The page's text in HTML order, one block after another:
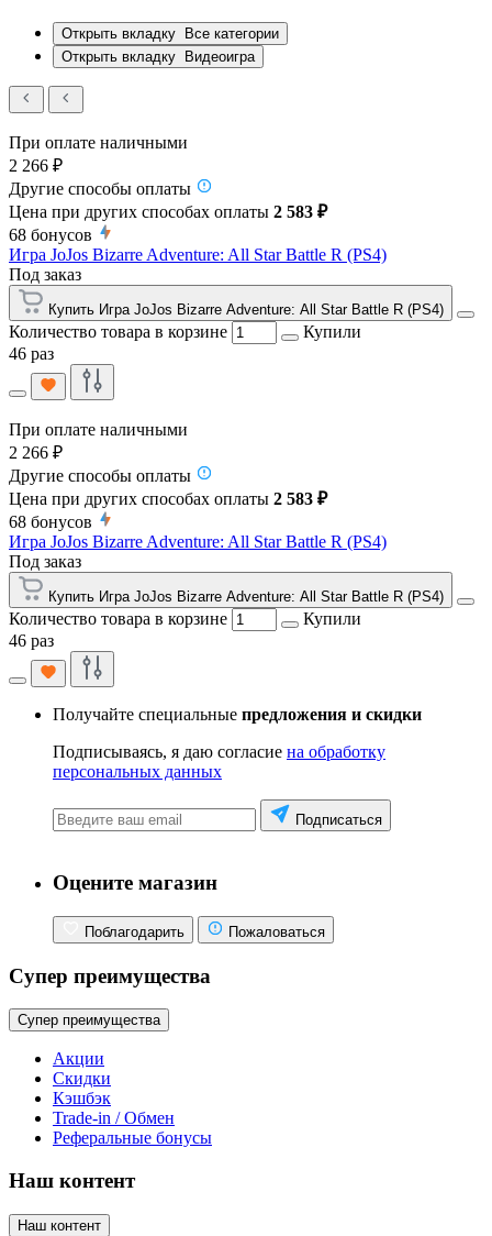
Открыть вкладку Все категории
Открыть вкладку Видеоигра
При оплате наличными
2 266 ₽
Другие способы оплаты
Цена при других способах оплаты 2 583 ₽
68 бонусов
Игра JoJos Bizarre Adventure: All Star Battle R (PS4)
Под заказ
Купить Игра JoJos Bizarre Adventure: All Star Battle R (PS4)
Количество товара в корзине
Купили
46 раз
При оплате наличными
2 266 ₽
Другие способы оплаты
Цена при других способах оплаты 2 583 ₽
68 бонусов
Игра JoJos Bizarre Adventure: All Star Battle R (PS4)
Под заказ
Купить Игра JoJos Bizarre Adventure: All Star Battle R (PS4)
Количество товара в корзине
Купили
46 раз
Получайте специальные предложения и скидки
Подписываясь, я даю согласие на обработку
персональных данных
Подписаться
Оцените магазин
Поблагодарить Пожаловаться
Супер преимущества
Супер преимущества
Акции
Скидки
Кэшбэк
Trade-in / Обмен
Реферальные бонусы
Наш контент
Наш контент